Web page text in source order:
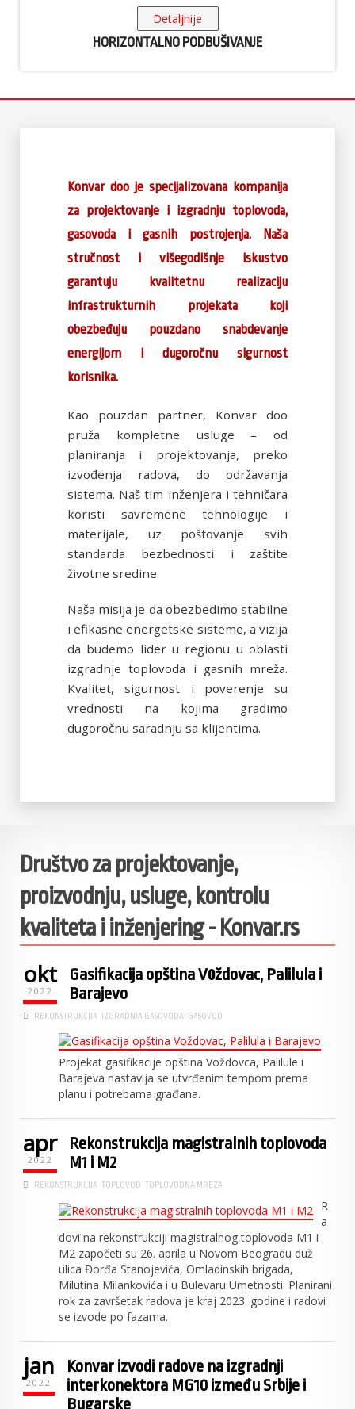
Detaljnije
HORIZONTALNO PODBUŠIVANJE
Konvar doo je specijalizovana kompanija
za projektovanje i izgradnju toplovoda,
gasovoda i gasnih postrojenja. Naša
stručnost i višegodišnje iskustvo
garantuju kvalitetnu realizaciju
infrastrukturnih projekata koji
obezbeđuju pouzdano snabdevanje
energijom i dugoročnu sigurnost
korisnika.
Kao pouzdan partner, Konvar doo
pruža kompletne usluge – od
planiranja i projektovanja, preko
izvođenja radova, do održavanja
sistema. Naš tim inženjera i tehničara
koristi savremene tehnologije i
materijale, uz poštovanje svih
standarda bezbednosti i zaštite
životne sredine.
Naša misija je da obezbedimo stabilne
i efikasne energetske sisteme, a vizija
da budemo lider u regionu u oblasti
izgradnje toplovoda i gasnih mreža.
Kvalitet, sigurnost i poverenje su
vrednosti na kojima gradimo
dugoročnu saradnju sa klijentima.
Društvo za projektovanje,
proizvodnju, usluge, kontrolu
kvaliteta i inženjering - Konvar.rs
okt
2022
Gasifikacija opština Vоždovac, Palilula i
Barajevo
REKONSTRUKCIJA IZGRADNJA GASOVODA GASOVOD
Projekat gasifikacije opština Voždovca, Palilule i
Barajeva nastavlja se utvrđenim tempom prema
planu i potrebama građana.
apr
2022
Rekonstrukcija magistralnih toplovoda
M1 i M2
REKONSTRUKCIJA TOPLOVOD TOPLOVODNA MREZA
R
a
dovi na rekonstrukciji magistralnog toplovoda M1 i
M2 započeti su 26. aprila u Novom Beogradu duž
ulica Đorđa Stanojevića, Omladinskih brigada,
Milutina Milankovića i u Bulevaru Umetnosti. Planirani
rok za završetak radova je kraj 2023. godine i radovi
se izvode po fazama.
jan
2022
Konvar izvodi radove na izgradnji
interkonektora MG10 između Srbije i
Bugarske